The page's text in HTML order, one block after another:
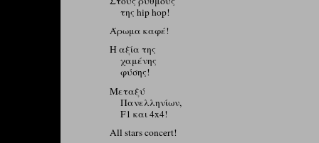
της hip hop!
Άρωμα καφέ!
Η αξία της
χαμένης
φύσης!
Μεταξύ
Πανελληνίων,
F1 και 4x4!
All stars concert!